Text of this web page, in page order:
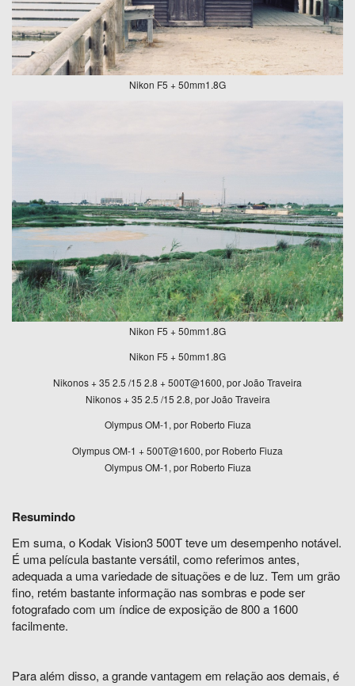
Nikon F5 + 50mm1.8G
Nikon F5 + 50mm1.8G
Nikon F5 + 50mm1.8G
Nikonos + 35 2.5 /15 2.8 + 500T@1600, por João Traveira
Nikonos + 35 2.5 /15 2.8, por João Traveira
Olympus OM-1, por Roberto Fiuza
Olympus OM-1 + 500T@1600, por Roberto Fiuza
Olympus OM-1, por Roberto Fiuza
Resumindo
Em suma, o Kodak Vision3 500T teve um desempenho notável.
É uma película bastante versátil, como referimos antes,
adequada a uma variedade de situações e de luz. Tem um grão
fino, retém bastante informação nas sombras e pode ser
fotografado com um índice de exposição de 800 a 1600
facilmente.
Para além disso, a grande vantagem em relação aos demais, é